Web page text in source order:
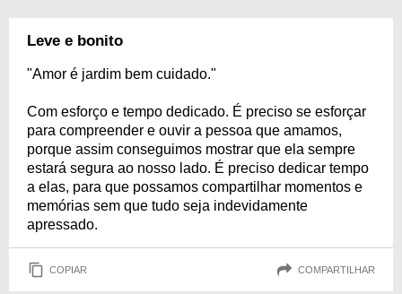
Leve e bonito
"Amor é jardim bem cuidado."
Com esforço e tempo dedicado. É preciso se esforçar
para compreender e ouvir a pessoa que amamos,
porque assim conseguimos mostrar que ela sempre
estará segura ao nosso lado. É preciso dedicar tempo
a elas, para que possamos compartilhar momentos e
memórias sem que tudo seja indevidamente
apressado.
COPIAR COMPARTILHAR